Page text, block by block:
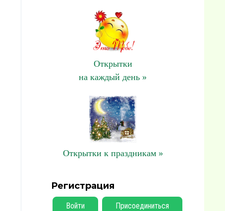
Открытки
на каждый день »
Открытки к праздникам »
Регистрация
Войти Присоединиться